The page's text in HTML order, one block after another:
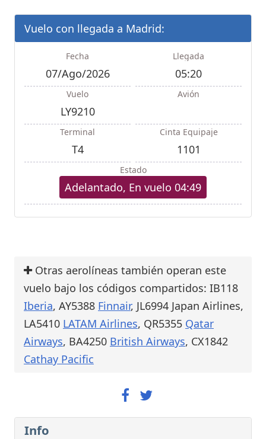
Vuelo con llegada a Madrid:
Fecha
07/Ago/2026
Llegada
05:20
Vuelo
LY9210
Avión
Terminal
T4
Cinta Equipaje
1101
Estado
Adelantado, En vuelo 04:49
Otras aerolíneas también operan este
vuelo bajo los códigos compartidos: IB118
Iberia, AY5388 Finnair, JL6994 Japan Airlines,
LA5410 LATAM Airlines, QR5355 Qatar
Airways, BA4250 British Airways, CX1842
Cathay Pacific
Info